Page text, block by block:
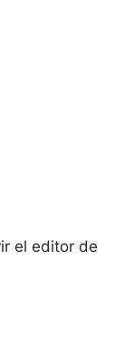
el editor de